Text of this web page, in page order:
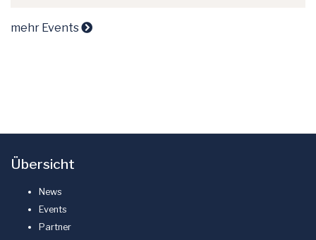
mehr Events
Übersicht
News
Events
Partner